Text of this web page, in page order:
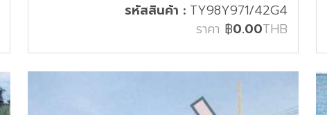
รหัสสินค้า : TY98Y971/42G4
ราคา ฿0.00THB